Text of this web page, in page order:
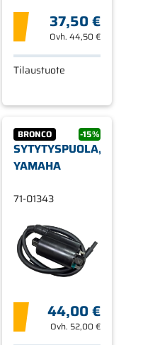
37,50 €
Ovh.44,50 €
Tilaustuote
BRONCO -15%
SYTYTYSPUOLA,
YAMAHA
71-01343
44,00 €
Ovh. 52,00 €